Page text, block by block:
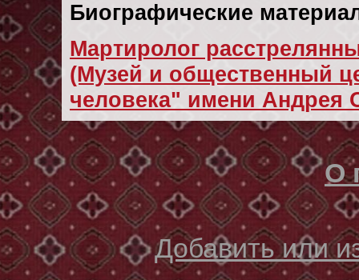
Биографические
Мартиролог
(Музей и общественный
человека" имени Андрея
О
Добавить или